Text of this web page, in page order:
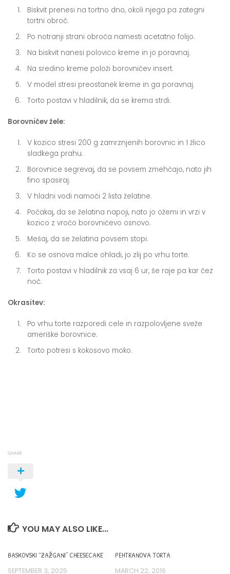
Biskvit prenesi na tortno dno, okoli njega pa zategni
tortni obroč.
Po notranji strani obroča namesti acetatno folijo.
Na biskvit nanesi polovico kreme in jo poravnaj.
Na sredino kreme položi borovničev insert.
V model stresi preostanek kreme in ga poravnaj.
Torto postavi v hladilnik, da se krema strdi.
Borovničev žele:
V kozico stresi 200 g zamrznjenih borovnic in 1 žlico
sladkega prahu.
Borovnice segrevaj, da se povsem zmehčajo, nato jih
fino spasiraj.
V hladni vodi namoči 2 lista želatine.
Počakaj, da se želatina napoji, nato jo ožemi in vrzi v
kozico z vročo borovničevo osnovo.
Mešaj, da se želatina povsem stopi.
Ko se osnova malce ohladi, jo zlij po vrhu torte.
Torto postavi v hladilnik za vsaj 6 ur, še raje pa kar čez
noč.
Okrasitev:
Po vrhu torte razporedi cele in razpolovljene sveže
ameriške borovnice.
Torto potresi s kokosovo moko.
SHARE
YOU MAY ALSO LIKE...
BASKOVSKI “ZAŽGANI” CHEESECAKE
SEPTEMBER 3, 2025
PEHTRANOVA TORTA
MARCH 22, 2016